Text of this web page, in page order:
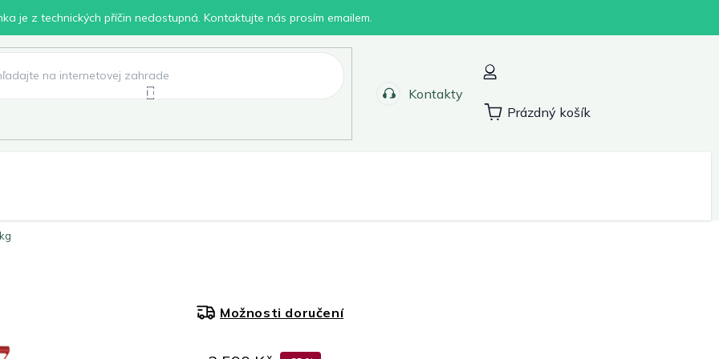
je z technických příčin nedostupná. Kontaktujte nás prosím emailem.
Kontakty
Nákupní
Prázdný košík
Možnosti doručení